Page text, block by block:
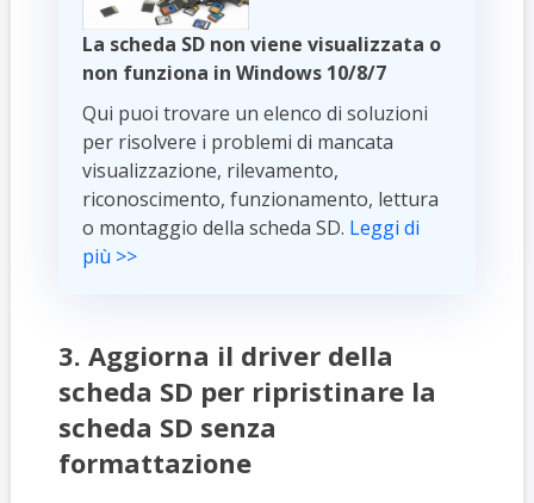
La scheda SD non viene visualizzata o
non funziona in Windows 10/8/7
Qui puoi trovare un elenco di soluzioni
per risolvere i problemi di mancata
visualizzazione, rilevamento,
riconoscimento, funzionamento, lettura
o montaggio della scheda SD. Leggi di
più >>
3. Aggiorna il driver della
scheda SD per ripristinare la
scheda SD senza
formattazione